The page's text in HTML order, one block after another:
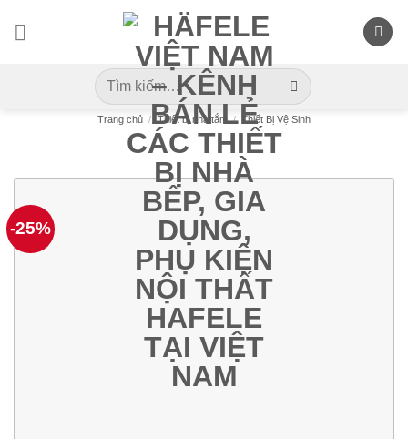
Tìm
kiếm:
Trang chủ / Thiết bị nhà tắm / Thiết Bị Vệ Sinh
-25%